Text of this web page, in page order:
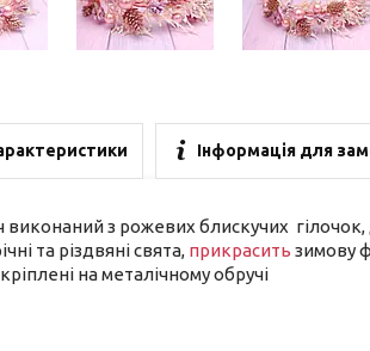
Інформація для
виконаний з рожевих блискучих
та різдвяні свята, прикрасить зимову
на металічному обручі